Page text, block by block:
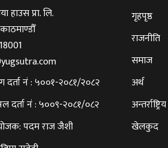
हाउस प्रा. लि.
दर्ता नं : ५००१-२०८१/२०८२
दर्ता नं : ५००९-२०८१/०८२
पदम राज जैशी
गृहपृष्ठ
राजनीति
समाज
अर्थ
अन्तर्राष्ट्रिय
खेलकुद